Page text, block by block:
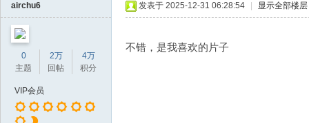
airchu6
0
主题
2万
回帖
4万
积分
VIP会员
发表于 2025-12-31 06:28:54 显示全部楼层
不错，是我喜欢的片子